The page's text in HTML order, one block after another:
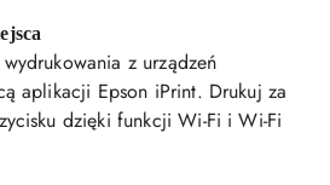
z urządzeń
aplikacji Epson iPrint. Drukuj za
dzięki funkcji Wi-Fi i Wi-Fi